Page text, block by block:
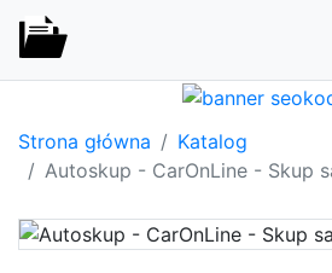
Strona główna
Katalog
Autoskup - CarOnLine - Skup